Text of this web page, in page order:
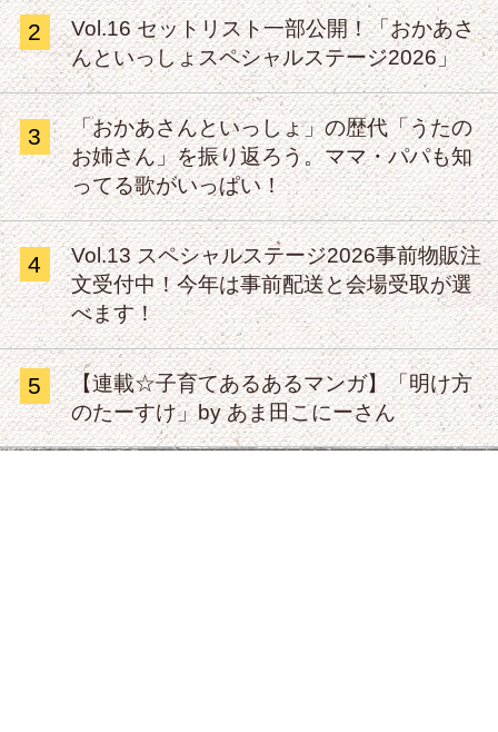
2
Vol.16 セットリスト一部公開！「おかあさ
んといっしょスペシャルステージ2026」
3
「おかあさんといっしょ」の歴代「うたの
お姉さん」を振り返ろう。ママ・パパも知
ってる歌がいっぱい！
4
Vol.13 スペシャルステージ2026事前物販注
文受付中！今年は事前配送と会場受取が選
べます！
5
【連載☆子育てあるあるマンガ】「明け方
のたーすけ」by あま田こにーさん